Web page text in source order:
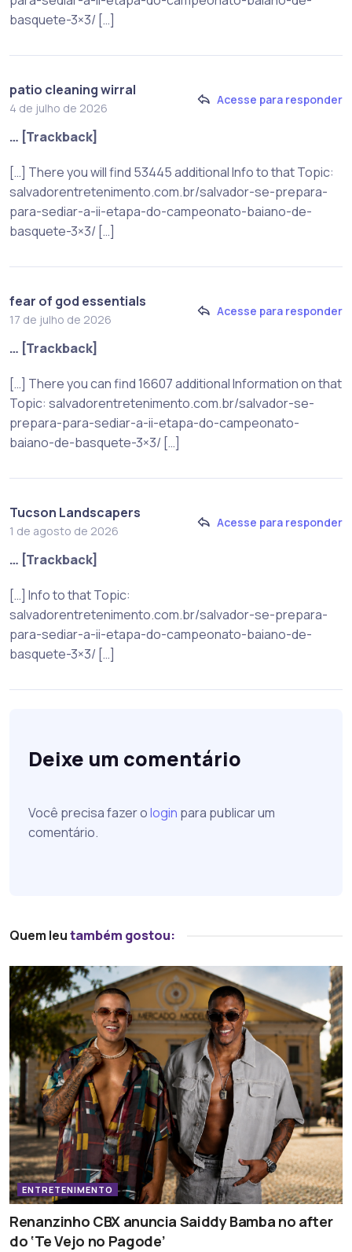
basquete-3×3/ […]
patio cleaning wirral
4 de julho de 2026
Acesse para responder
… [Trackback]
[…] There you will find 53445 additional Info to that Topic:
salvadorentretenimento.com.br/salvador-se-prepara-
para-sediar-a-ii-etapa-do-campeonato-baiano-de-
basquete-3×3/ […]
fear of god essentials
17 de julho de 2026
Acesse para responder
… [Trackback]
[…] There you can find 16607 additional Information on that
Topic: salvadorentretenimento.com.br/salvador-se-
prepara-para-sediar-a-ii-etapa-do-campeonato-
baiano-de-basquete-3×3/ […]
Tucson Landscapers
1 de agosto de 2026
Acesse para responder
… [Trackback]
[…] Info to that Topic:
salvadorentretenimento.com.br/salvador-se-prepara-
para-sediar-a-ii-etapa-do-campeonato-baiano-de-
basquete-3×3/ […]
Deixe um comentário
Você precisa fazer ologin para publicar um
comentário.
Quem leutambém gostou:
ENTRETENIMENTO
Renanzinho CBX anuncia Saiddy Bamba no after
do ‘Te Vejo no Pagode’